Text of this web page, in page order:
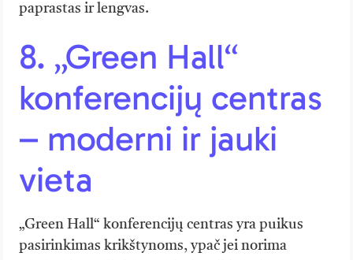
paprastas ir lengvas.
8. „Green Hall“
konferencijų centras
– moderni ir jauki
vieta
„Green Hall“ konferencijų centras yra puikus
pasirinkimas krikštynoms, ypač jei norima